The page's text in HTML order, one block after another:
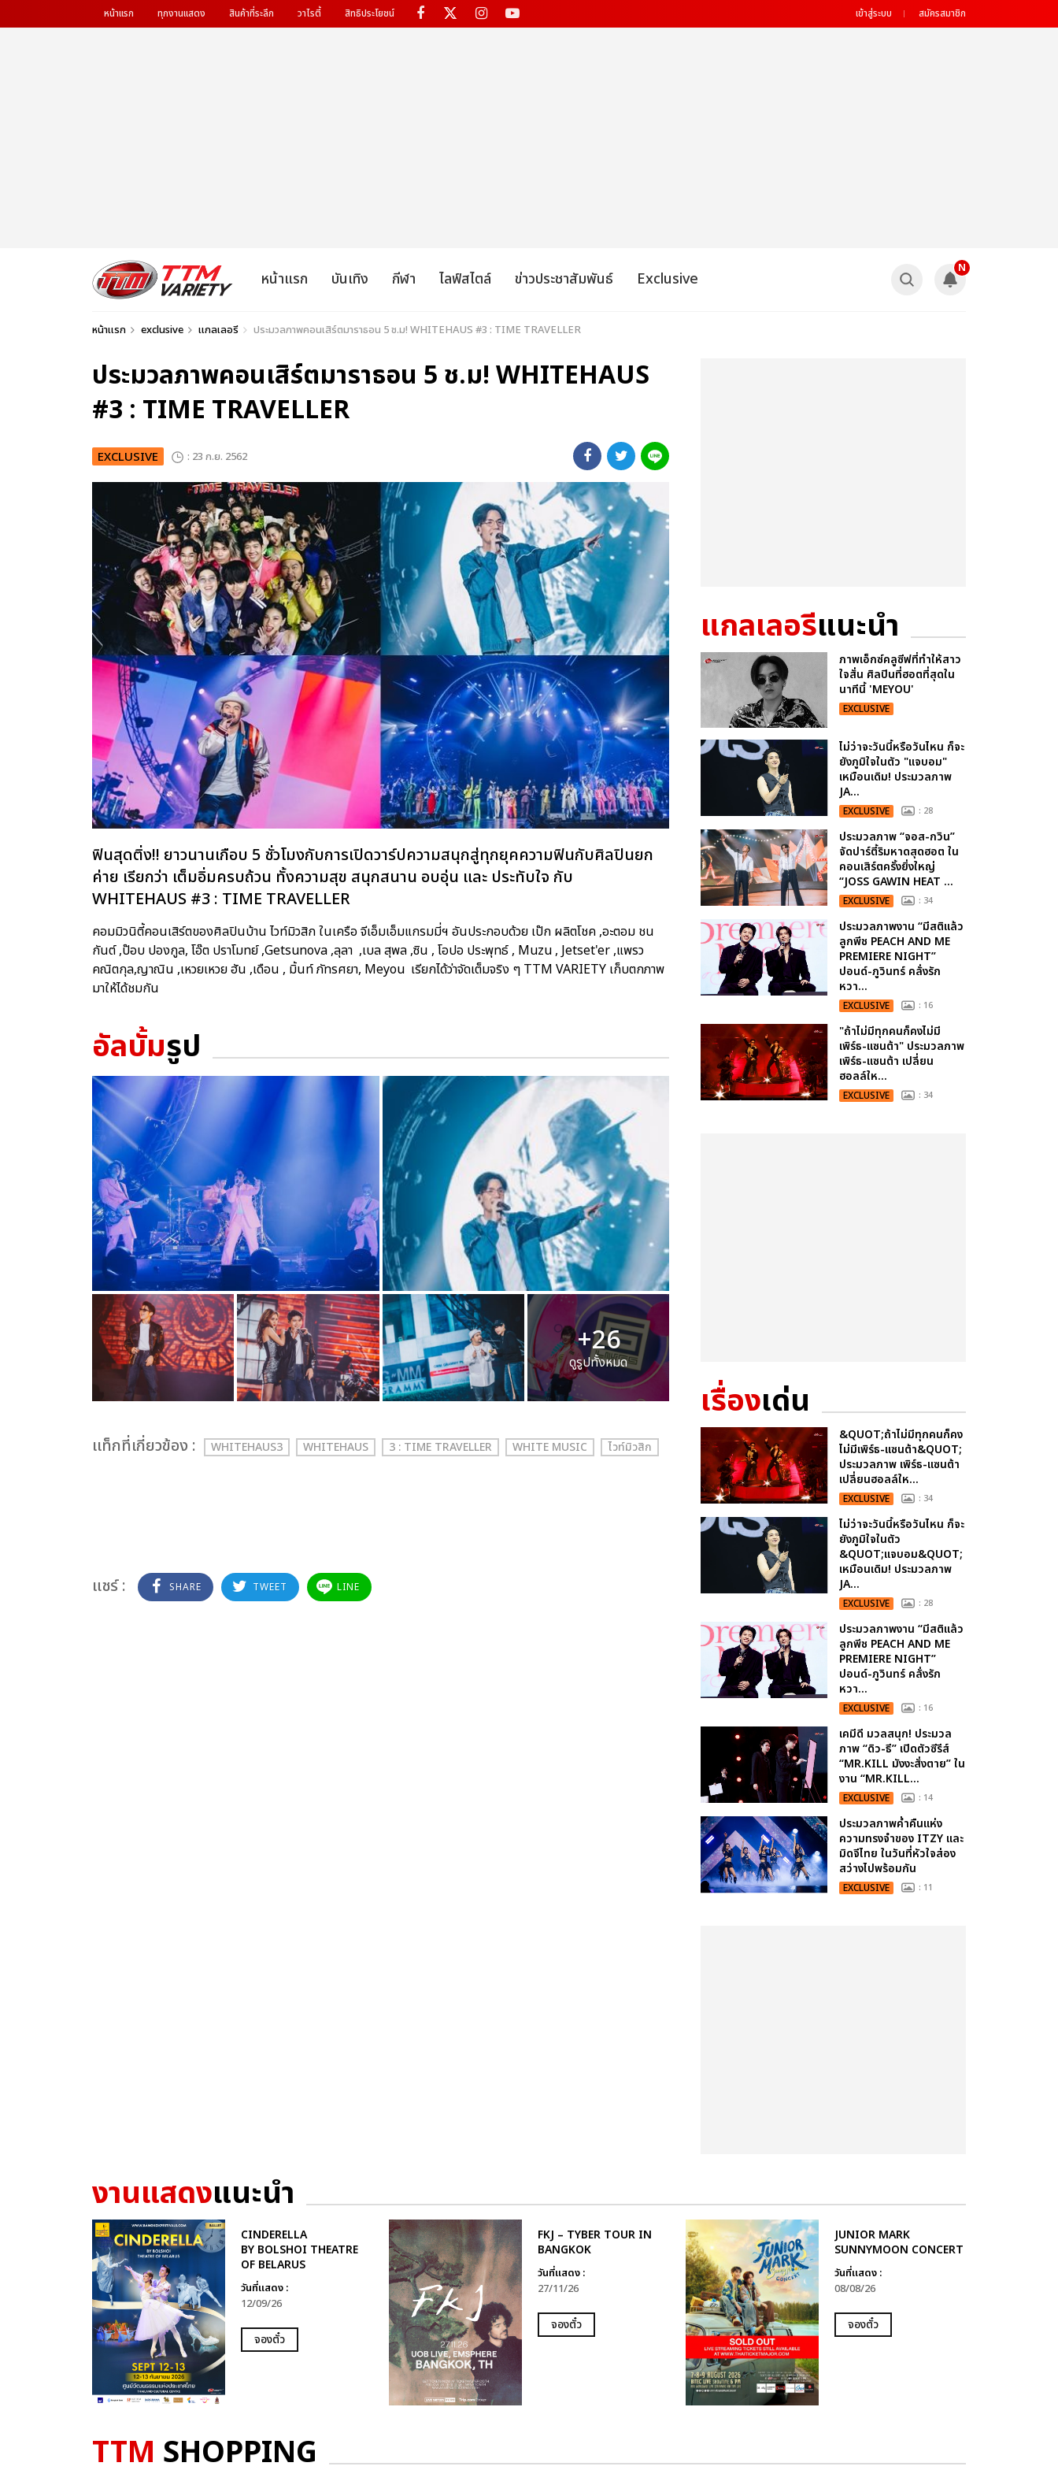
หน้าแรก ทุกงานแสดง สินค้าที่ระลึก วาไรตี้ สิทธิประโยชน์ เข้าสู่ระบบ สมัครสมาชิก
หน้าแรก บันเทิง กีฬา ไลฟ์สไตล์ ข่าวประชาสัมพันธ์ Exclusive
N
หน้าแรก exclusive แกลเลอรี ประมวลภาพคอนเสิร์ตมาราธอน 5 ช.ม! WHITEHAUS #3 : TIME TRAVELLER
ประมวลภาพคอนเสิร์ตมาราธอน 5 ช.ม! WHITEHAUS
#3 : TIME TRAVELLER
EXCLUSIVE : 23 ก.ย. 2562
ฟินสุดติ่ง!! ยาวนานเกือบ 5 ชั่วโมงกับการเปิดวาร์ปความสนุกสู่ทุกยุคความฟินกับศิลปินยก
ค่าย เรียกว่า เต็มอิ่มครบถ้วน ทั้งความสุข สนุกสนาน อบอุ่น และ ประทับใจ กับ
WHITEHAUS #3 : TIME TRAVELLER
คอมมิวนิตี้คอนเสิร์ตของศิลปินบ้าน ไวท์มิวสิก ในเครือ จีเอ็มเอ็มแกรมมี่ฯ อันประกอบด้วย เป๊ก ผลิตโชค ,อะตอม ชน
กันต์ ,ป๊อบ ปองกูล, โอ๊ต ปราโมทย์ ,Getsunova ,ลุลา ,เบล สุพล ,ซิน , โอปอ ประพุทธ์ , Muzu , Jetset'er ,แพรว
คณิตกุล,ญาณิน ,เหวยเหวย ฮัน ,เดือน , มิ้นท์ ภัทรศยา, Meyou เรียกได้ว่าจัดเต็มจริง ๆ TTM VARIETY เก็บตกภาพ
มาให้ได้ชมกัน
อัลบั้มรูป
+26
ดูรูปทั้งหมด
เเท็กที่เกี่ยวข้อง : WHITEHAUS3 WHITEHAUS 3 : TIME TRAVELLER WHITE MUSIC ไวท์มิวสิก
แชร์ : SHARE TWEET LINE
แกลเลอรีแนะนำ
ภาพเอ็กซ์คลูซีฟที่ทำให้สาว
ใจสั่น ศิลปินที่ฮอตที่สุดใน
นาทีนี้ 'MEYOU'
EXCLUSIVE
ไม่ว่าจะวันนี้หรือวันไหน ก็จะ
ยังภูมิใจในตัว "แจบอม"
เหมือนเดิม! ประมวลภาพ
JA...
EXCLUSIVE : 28
ประมวลภาพ “จอส-กวิน”
จัดปาร์ตี้ริมหาดสุดฮอต ใน
คอนเสิร์ตครั้งยิ่งใหญ่
“JOSS GAWIN HEAT ...
EXCLUSIVE : 34
ประมวลภาพงาน “มีสติแล้ว
ลูกพีช PEACH AND ME
PREMIERE NIGHT”
ปอนด์-ภูวินทร์ คลั่งรัก
หวา...
EXCLUSIVE : 16
"ถ้าไม่มีทุกคนก็คงไม่มี
เพิร์ธ-แซนต้า" ประมวลภาพ
เพิร์ธ-แซนต้า เปลี่ยน
ฮอลล์ให...
EXCLUSIVE : 34
เรื่องเด่น
&QUOT;ถ้าไม่มีทุกคนก็คง
ไม่มีเพิร์ธ-แซนต้า&QUOT;
ประมวลภาพ เพิร์ธ-แซนต้า
เปลี่ยนฮอลล์ให...
EXCLUSIVE : 34
ไม่ว่าจะวันนี้หรือวันไหน ก็จะ
ยังภูมิใจในตัว
&QUOT;แจบอม&QUOT;
เหมือนเดิม! ประมวลภาพ
JA...
EXCLUSIVE : 28
ประมวลภาพงาน “มีสติแล้ว
ลูกพีช PEACH AND ME
PREMIERE NIGHT”
ปอนด์-ภูวินทร์ คลั่งรัก
หวา...
EXCLUSIVE : 16
เคมีดี มวลสนุก! ประมวล
ภาพ “ดิว-ธี” เปิดตัวซีรีส์
“MR.KILL มังงะสั่งตาย” ใน
งาน “MR.KILL...
EXCLUSIVE : 14
ประมวลภาพค่ำคืนแห่ง
ความทรงจำของ ITZY และ
มิดจีไทย ในวันที่หัวใจส่อง
สว่างไปพร้อมกัน
EXCLUSIVE : 11
งานแสดงแนะนำ
CINDERELLA
BY BOLSHOI THEATRE
OF BELARUS
วันที่แสดง :
12/09/26
จองตั๋ว
FKJ – TYBER TOUR IN
BANGKOK
วันที่แสดง :
27/11/26
จองตั๋ว
JUNIOR MARK
SUNNYMOON CONCERT
วันที่แสดง :
08/08/26
จองตั๋ว
TTM SHOPPING